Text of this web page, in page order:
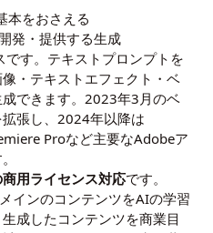
をおさえる
発・提供する生成
す。テキストプロンプトを
・テキストエフェクト・ベ
できます。2023年3月のベ
張し、2024年以降は
Proなど主要なAdobeア
用ライセンス対応です。
インのコンテンツをAIの学習
成したコンテンツを商業目